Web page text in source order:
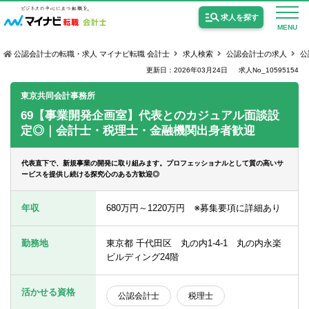
MENU
求人を探す
公認会計士の求人
監査法人の求人
USCPA（米国公認会計士）の求人
女性会計士の転職
個別転職相談会・セミナー
公認会計士の転職・求人 マイナビ転職 会計士 求人検索 公認会計士の求人 公
更新日：2026年03月24日 求人No_10595154
東京共同会計事務所
69【事業開発企画室】代表とのカジュアル面談設
定◎｜会計士・税理士・金融機関出身者歓迎
代表直下で、新規事業の開発に取り組みます。プロフェッショナルとして質の高いサ
ービスを提供し続ける探究心のある方歓迎◎
年収 680万円～1220万円 ※募集要項に詳細あり
勤務地
東京都 千代田区 丸の内1-4-1 丸の内永楽
ビルディング24階
活かせる資格 公認会計士 税理士